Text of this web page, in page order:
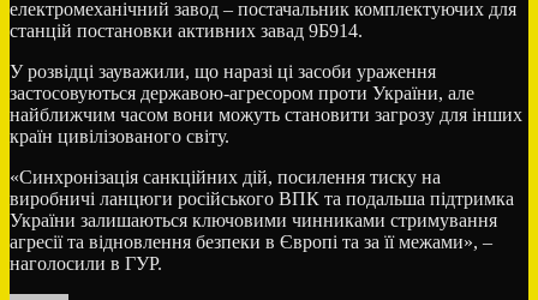
електромеханічний завод – постачальник комплектуючих для
станцій постановки активних завад 9Б914.
У розвідці зауважили, що наразі ці засоби ураження
застосовуються державою-агресором проти України, але
найближчим часом вони можуть становити загрозу для інших
країн цивілізованого світу.
«Синхронізація санкційних дій, посилення тиску на
виробничі ланцюги російського ВПК та подальша підтримка
України залишаються ключовими чинниками стримування
агресії та відновлення безпеки в Європі та за її межами», –
наголосили в ГУР.